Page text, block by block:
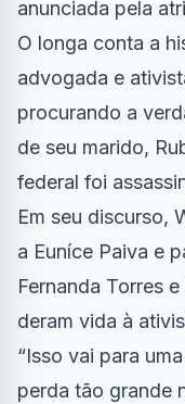
anunciada pela
O longa conta a
advogada e
procurando a
de seu marido,
federal foi
Em seu discurso,
a Euníce Paiva e
Fernanda Torres
deram vida à
“Isso vai para
perda tão grande